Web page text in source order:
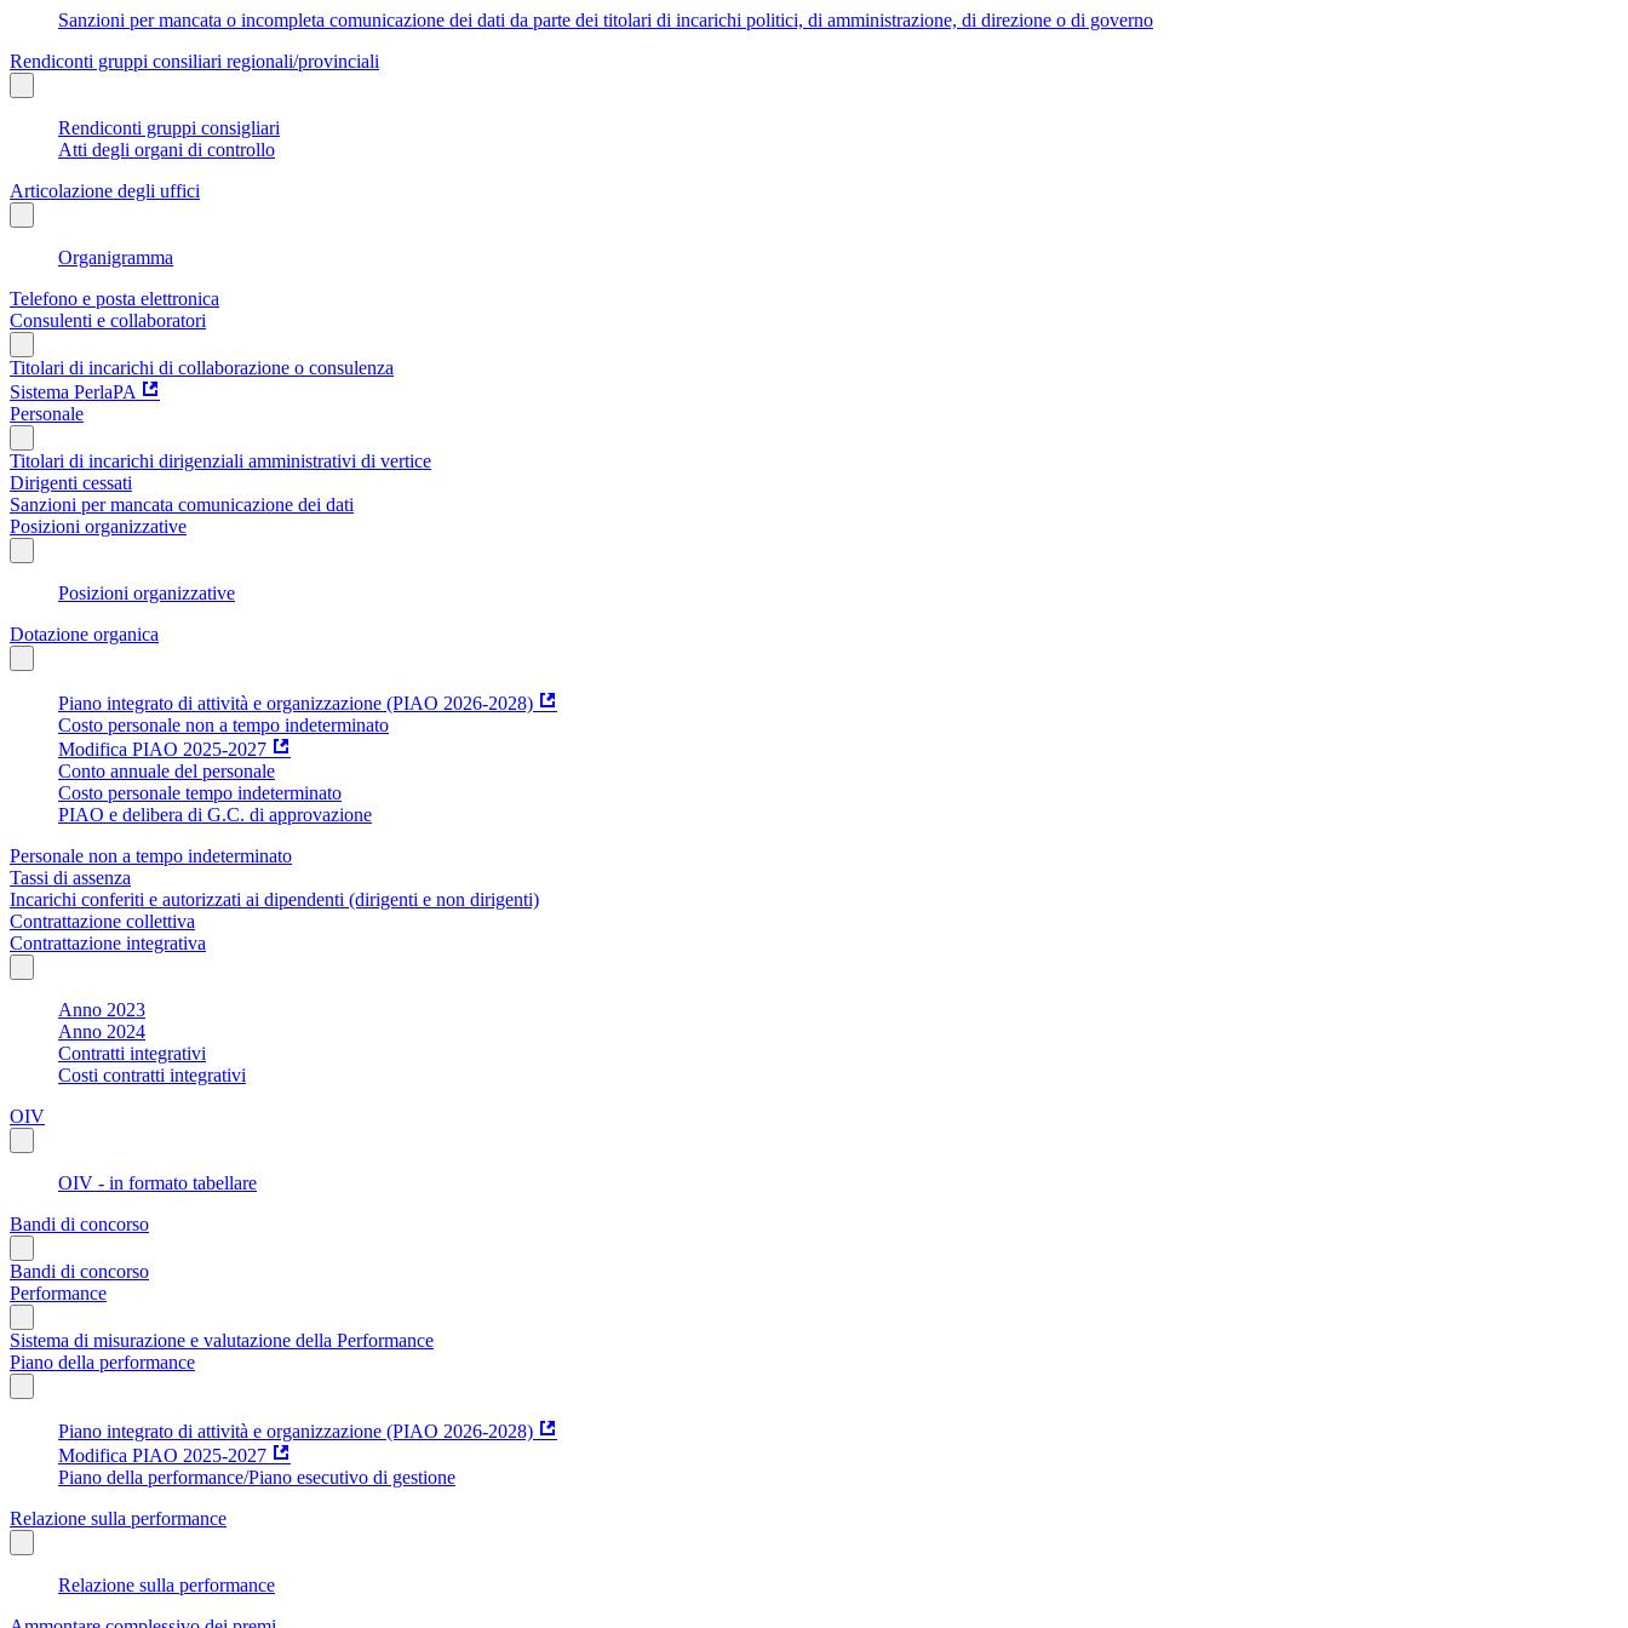
Sanzioni per mancata o incompleta comunicazione dei dati da parte dei titolari di incarichi politici, di amministrazione, di direzione o di governo
Rendiconti gruppi consiliari regionali/provinciali
Rendiconti gruppi consigliari
Atti degli organi di controllo
Articolazione degli uffici
Organigramma
Telefono e posta elettronica
Consulenti e collaboratori
Titolari di incarichi di collaborazione o consulenza
Sistema PerlaPA
Personale
Titolari di incarichi dirigenziali amministrativi di vertice
Dirigenti cessati
Sanzioni per mancata comunicazione dei dati
Posizioni organizzative
Posizioni organizzative
Dotazione organica
Piano integrato di attività e organizzazione (PIAO 2026-2028)
Costo personale non a tempo indeterminato
Modifica PIAO 2025-2027
Conto annuale del personale
Costo personale tempo indeterminato
PIAO e delibera di G.C. di approvazione
Personale non a tempo indeterminato
Tassi di assenza
Incarichi conferiti e autorizzati ai dipendenti (dirigenti e non dirigenti)
Contrattazione collettiva
Contrattazione integrativa
Anno 2023
Anno 2024
Contratti integrativi
Costi contratti integrativi
OIV
OIV - in formato tabellare
Bandi di concorso
Bandi di concorso
Performance
Sistema di misurazione e valutazione della Performance
Piano della performance
Piano integrato di attività e organizzazione (PIAO 2026-2028)
Modifica PIAO 2025-2027
Piano della performance/Piano esecutivo di gestione
Relazione sulla performance
Relazione sulla performance